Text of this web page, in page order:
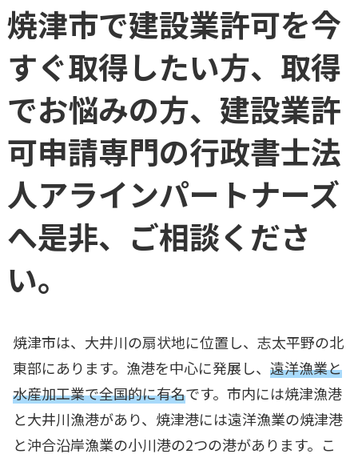
焼津市で建設業許可を今
すぐ取得したい方、取得
でお悩みの方、建設業許
可申請専門の行政書士法
人アラインパートナーズ
へ是非、ご相談くださ
い。
焼津市は、大井川の扇状地に位置し、志太平野の北
東部にあります。漁港を中心に発展し、遠洋漁業と
水産加工業で全国的に有名です。市内には焼津漁港
と大井川漁港があり、焼津港には遠洋漁業の焼津港
と沖合沿岸漁業の小川港の2つの港があります。こ